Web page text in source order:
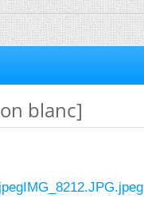
blanc]
IMG_8212.JPG.jpeg